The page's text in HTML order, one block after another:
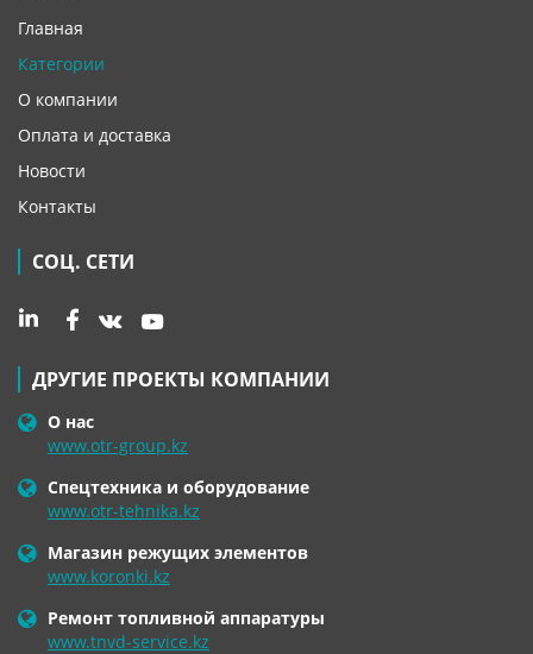
Главная
Категории
О компании
Оплата и доставка
Новости
Контакты
СОЦ. СЕТИ
ДРУГИЕ ПРОЕКТЫ КОМПАНИИ
О нас
www.otr-group.kz
Спецтехника и оборудование
www.otr-tehnika.kz
Магазин режущих элементов
www.koronki.kz
Ремонт топливной аппаратуры
www.tnvd-service.kz